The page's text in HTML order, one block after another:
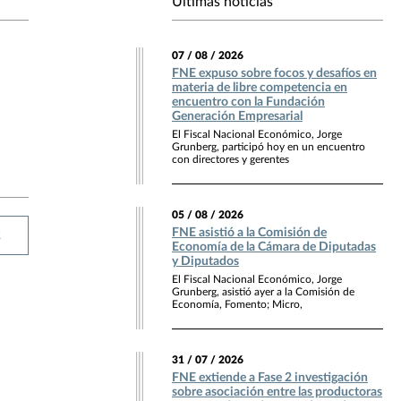
07 / 08 / 2026
FNE expuso sobre focos y desafíos en
materia de libre competencia en
encuentro con la Fundación
Generación Empresarial
El Fiscal Nacional Económico, Jorge
Grunberg, participó hoy en un encuentro
con directores y gerentes
05 / 08 / 2026
FNE asistió a la Comisión de
Economía de la Cámara de Diputadas
y Diputados
El Fiscal Nacional Económico, Jorge
Grunberg, asistió ayer a la Comisión de
Economía, Fomento; Micro,
31 / 07 / 2026
FNE extiende a Fase 2 investigación
sobre asociación entre las productoras